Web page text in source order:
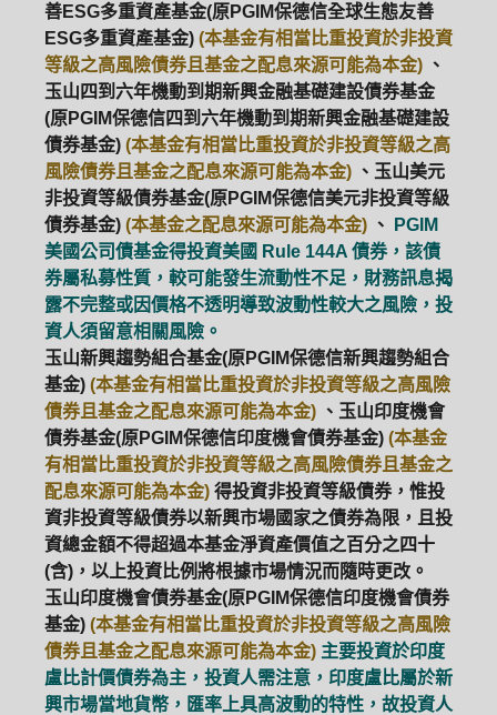
善ESG多重資產基金(原PGIM保德信全球生態友善
ESG多重資產基金) (本基金有相當比重投資於非投資
等級之高風險債券且基金之配息來源可能為本金) 、
玉山四到六年機動到期新興金融基礎建設債券基金
(原PGIM保德信四到六年機動到期新興金融基礎建設
債券基金) (本基金有相當比重投資於非投資等級之高
風險債券且基金之配息來源可能為本金) 、玉山美元
非投資等級債券基金(原PGIM保德信美元非投資等級
債券基金) (本基金之配息來源可能為本金) 、
PGIM
美國公司債基金得投資美國 Rule 144A 債券，該債
券屬私募性質，較可能發生流動性不足，財務訊息揭
露不完整或因價格不透明導致波動性較大之風險，投
資人須留意相關風險。
玉山新興趨勢組合基金(原PGIM保德信新興趨勢組合
基金) (本基金有相當比重投資於非投資等級之高風險
債券且基金之配息來源可能為本金) 、玉山印度機會
債券基金(原PGIM保德信印度機會債券基金) (本基金
有相當比重投資於非投資等級之高風險債券且基金之
配息來源可能為本金) 得投資非投資等級債券，惟投
資非投資等級債券以新興市場國家之債券為限，且投
資總金額不得超過本基金淨資產價值之百分之四十
(含)，以上投資比例將根據市場情況而隨時更改。
玉山印度機會債券基金(原PGIM保德信印度機會債券
基金) (本基金有相當比重投資於非投資等級之高風險
債券且基金之配息來源可能為本金) 主要投資於印度
盧比計價債券為主，投資人需注意，印度盧比屬於新
興市場當地貨幣，匯率上具高波動的特性，故投資人